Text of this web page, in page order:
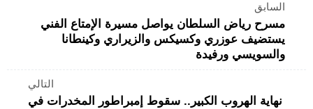
السابق
مسرح رياض السلطان يواصل مسيرة الإمتاع الفني
يستضيف عوزري وكسيكس والزيراري وكينطانا
والسويسي ورفيدة
التالي
نهاية الهروب الكبير.. سقوط إمبراطور المخدرات في